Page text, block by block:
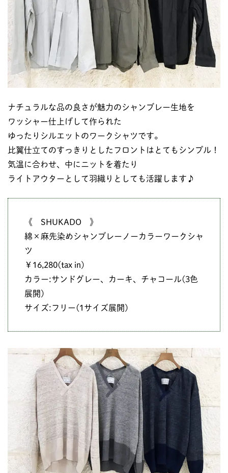
ナチュラルな品の良さが魅力のシャンブレー生地を
ワッシャー仕上げして作られた
ゆったりシルエットのワークシャツです。
比翼仕立てのすっきりとしたフロントはとてもシンプル！
気温に合わせ、中にニットを着たり
ライトアウターとして羽織りとしても活躍します♪
《 SHUKADO 》
綿×麻先染めシャンブレーノーカラーワークシャ
ツ
￥16,280(tax in)
カラー:サンドグレー、カーキ、チャコール(3色
展開)
サイズ:フリー(1サイズ展開)